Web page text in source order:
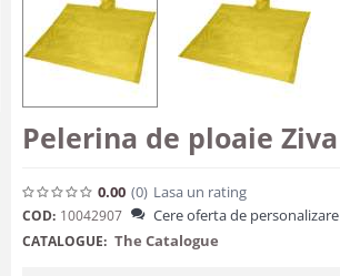
Pelerina de ploaie Ziva
0.00 (0) Lasa un rating
COD: 10042907 Cere oferta de personalizare
CATALOGUE: The Catalogue